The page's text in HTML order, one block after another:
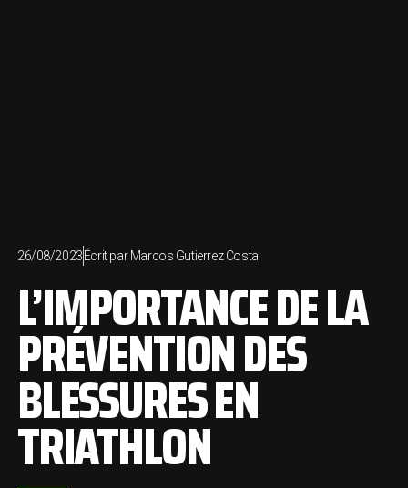
26/08/2023Écrit parMarcos Gutierrez Costa
L’IMPORTANCE DE LA
PRÉVENTION DES
BLESSURES EN
TRIATHLON